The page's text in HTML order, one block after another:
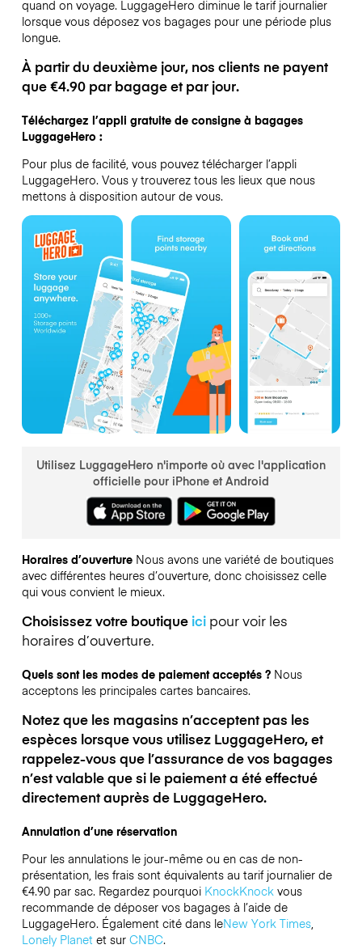
quand on voyage. LuggageHero diminue le tarif journalier
lorsque vous déposez vos bagages pour une période plus
longue.
À partir du deuxième jour, nos clients ne payent
que €4.90 par bagage et par jour.
Téléchargez l’appli gratuite de consigne à bagages
LuggageHero :
Pour plus de facilité, vous pouvez télécharger l’appli
LuggageHero. Vous y trouverez tous les lieux que nous
mettons à disposition autour de vous.
Utilisez LuggageHero n'importe où avec l'application
officielle pour iPhone et Android
Horaires d’ouverture Nous avons une variété de boutiques
avec différentes heures d’ouverture, donc choisissez celle
qui vous convient le mieux.
Choisissez votre boutique icipour voir les
horaires d’ouverture.
Quels sont les modes de paiement acceptés ? Nous
acceptons les principales cartes bancaires.
Notez que les magasins n’acceptent pas les
espèces lorsque vous utilisez LuggageHero, et
rappelez-vous que l’assurance de vos bagages
n’est valable que si le paiement a été effectué
directement auprès de LuggageHero.
Annulation d’une réservation
Pour les annulations le jour-même ou en cas de non-
présentation, les frais sont équivalents au tarif journalier de
€4.90 par sac. Regardez pourquoi KnockKnockvous
recommande de déposer vos bagages à l’aide de
LuggageHero. Également cité dans leNew York Times,
Lonely Planetet sur CNBC.